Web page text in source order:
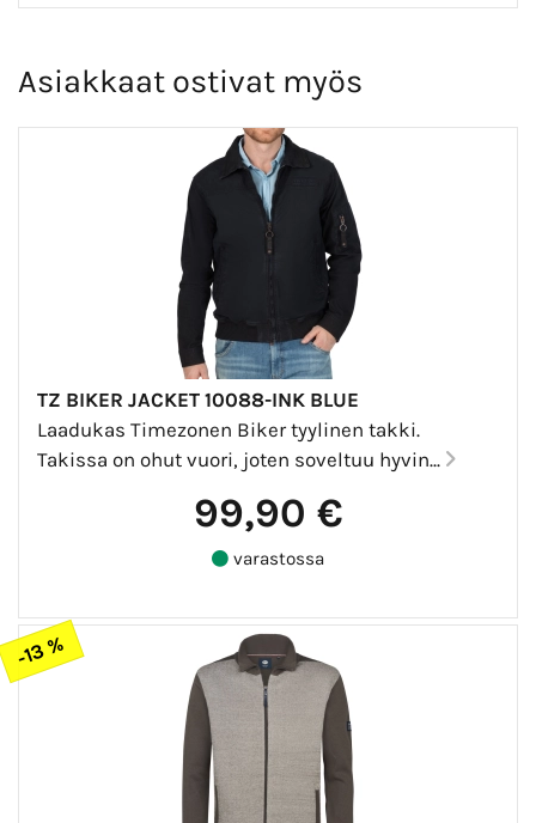
Asiakkaat ostivat myös
TZ BIKER JACKET 10088-INK BLUE
Laadukas Timezonen Biker tyylinen takki.
Takissa on ohut vuori, joten soveltuu hyvin...
99,90 €
varastossa
-13 %